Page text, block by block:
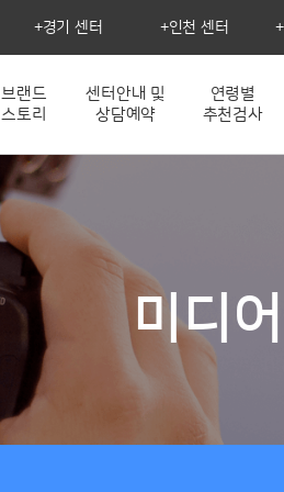
경기 센터 인천 센터
브랜드
스토리
센터안내 및
상담예약
연령별
추천검사
미디어